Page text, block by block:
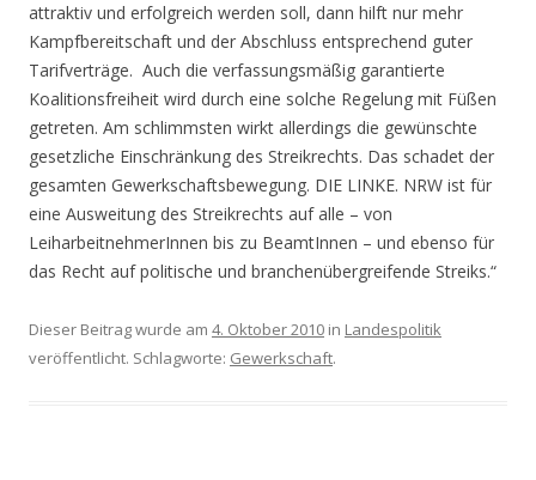
attraktiv und erfolgreich werden soll, dann hilft nur mehr
Kampfbereitschaft und der Abschluss entsprechend guter
Tarifverträge. Auch die verfassungsmäßig garantierte
Koalitionsfreiheit wird durch eine solche Regelung mit Füßen
getreten. Am schlimmsten wirkt allerdings die gewünschte
gesetzliche Einschränkung des Streikrechts. Das schadet der
gesamten Gewerkschaftsbewegung. DIE LINKE. NRW ist für
eine Ausweitung des Streikrechts auf alle – von
LeiharbeitnehmerInnen bis zu BeamtInnen – und ebenso für
das Recht auf politische und branchenübergreifende Streiks.“
Dieser Beitrag wurde am 4. Oktober 2010 in Landespolitik
veröffentlicht. Schlagworte: Gewerkschaft.